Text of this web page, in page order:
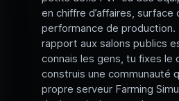
en chiffre d’affaires, surface
performance de production.
rapport aux salons publics
connais les gens, tu fixes le
construis une communauté
propre serveur Farming